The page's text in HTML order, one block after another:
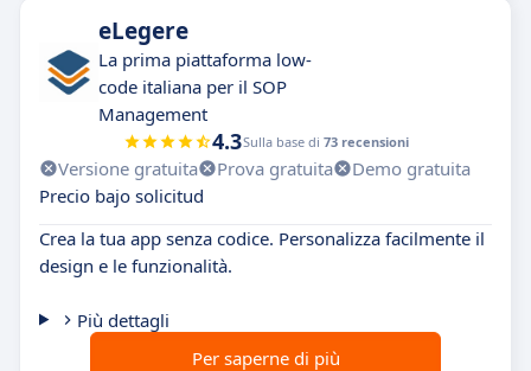
eLegere
La prima piattaforma low-
code italiana per il SOP
Management
4.3Sulla base di 73 recensioni
Versione gratuita Prova gratuita
Demo gratuita
Precio bajo solicitud
Crea la tua app senza codice. Personalizza facilmente il
design e le funzionalità.
Più dettagli
Per saperne di più